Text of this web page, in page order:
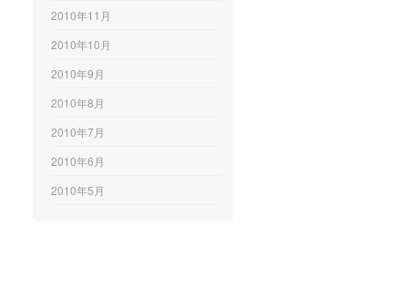
2010年11月
2010年10月
2010年9月
2010年8月
2010年7月
2010年6月
2010年5月